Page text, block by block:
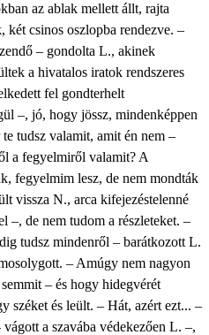
az ablak mellett állt, rajta
két csinos oszlopba rendezve. –
– gondolta L., akinek
a hivatalos iratok rendszeres
fel gondterhelt
–, jó, hogy jössz, mindenképpen
tudsz valamit, amit én nem –
a fegyelmiről valamit? A
fegyelmim lesz, de nem mondták
vissza N., arca kifejezéstelenné
–, de nem tudom a részleteket. –
tudsz mindenről – barátkozott L.
– Amúgy nem nagyon
– és hogy hidegvérét
széket és leült. – Hát, azért ezt... –
a szavába védekezően L. –,